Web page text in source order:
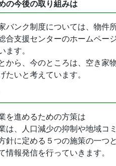
の今後の取り組みは
バンク制度については、物件
合支援センターのホームペー
ます。
から、今のところは、空き家
たいと考えています。
を進めるための方策は
は、人口減少の抑制や地域コ
針に定める５つの施策の一つ
情報発信を行っていきます。